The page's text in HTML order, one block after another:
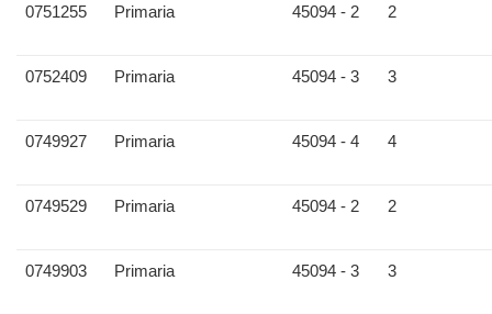
0751255 Primaria 45094 - 2 2
0752409 Primaria 45094 - 3 3
0749927 Primaria 45094 - 4 4
0749529 Primaria 45094 - 2 2
0749903 Primaria 45094 - 3 3